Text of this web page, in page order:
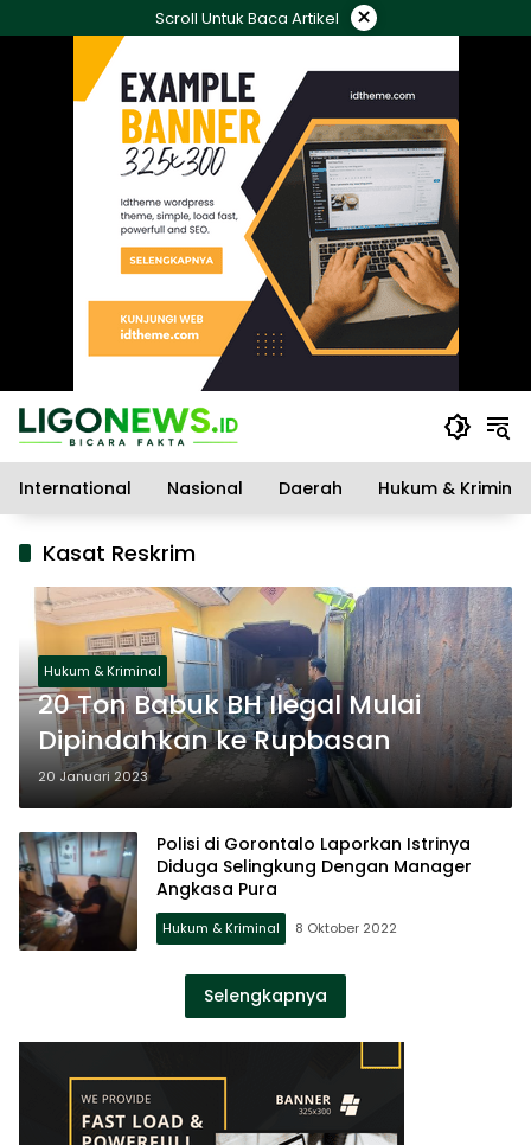
ke
Scroll Untuk Baca Artikel ×
International Nasional Daerah Hukum & Kriminal
Kasat Reskrim
Hukum & Kriminal
20 Ton Babuk BH Ilegal Mulai
Dipindahkan ke Rupbasan
20 Januari 2023
Polisi di Gorontalo Laporkan Istrinya
Diduga Selingkung Dengan Manager
Angkasa Pura
Hukum & Kriminal 8 Oktober 2022
Selengkapnya